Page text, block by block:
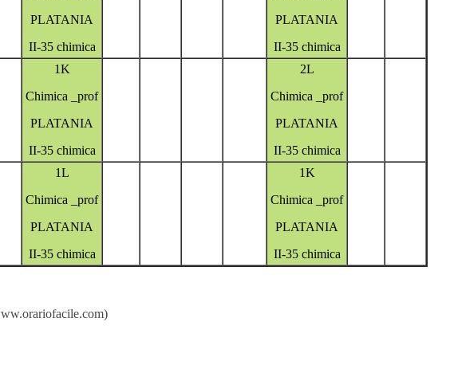
PLATANIA
II-35 chimica
PLATANIA
II-35 chimica
1K
Chimica _prof
PLATANIA
II-35 chimica
2L
Chimica _prof
PLATANIA
II-35 chimica
1L
Chimica _prof
PLATANIA
II-35 chimica
1K
Chimica _prof
PLATANIA
II-35 chimica
)